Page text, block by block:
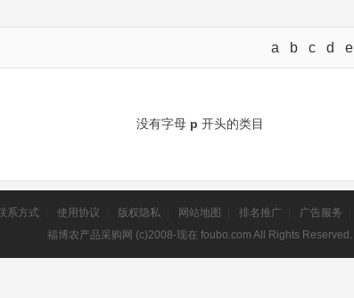
a b c d e
没有字母 p 开头的类目
系方式 使用协议 版权隐私 网站地图 排名推广 广告服务
福博农产品采购网 (c)2008-现在 foubo.com All Rights Reserved.